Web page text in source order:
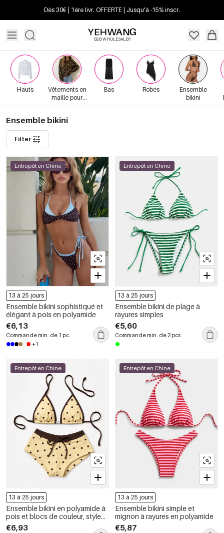
Dès 30€ | 1ère livr. OFFERTE | Jusqu'à -15% inscr.
B2B WHOLESALER
Hauts
Vêtements en
maille pour
femmes
Bas Robes
Ensemble
bikini
Ensemble bikini
Filter
Entrepôt en Chine
13 à 25 jours
Ensemble bikini sophistiqué et
élégant à pois en polyamide
€6,13
Commande min. de 1 pc
+1
Entrepôt en Chine
13 à 25 jours
Ensemble bikini de plage à
rayures simples
€5,60
Commande min. de 2 pcs
Entrepôt en Chine
13 à 25 jours
Ensemble bikini en polyamide à
pois et blocs de couleur, style
sport
€6,93
Entrepôt en Chine
13 à 25 jours
Ensemble bikini simple et
mignon à rayures en polyamide
€5,87